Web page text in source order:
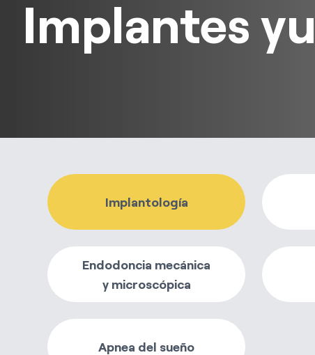
Implantes
Implantología
Endodoncia mecánica
y microscópica
Apnea del sueño